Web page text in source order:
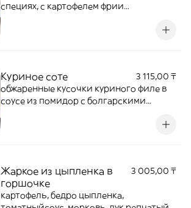
специях, с картофелем фрии
Куриное соте
3 115,00 ₸
обжаренные кусочки куриного филе в
соусе из помидор с болгарскими
Жаркое из цыпленка в
горшочке
3 005,00 ₸
картофель, бедро цыпленка,